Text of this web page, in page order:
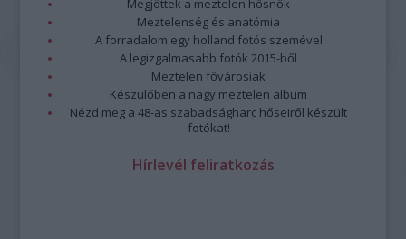
Megjöttek a meztelen hősnők
Meztelenség és anatómia
A forradalom egy holland fotós szemével
A legizgalmasabb fotók 2015-ből
Meztelen fővárosiak
Készülőben a nagy meztelen album
Nézd meg a 48-as szabadságharc hőseiről készült
fotókat!
Hírlevél feliratkozás